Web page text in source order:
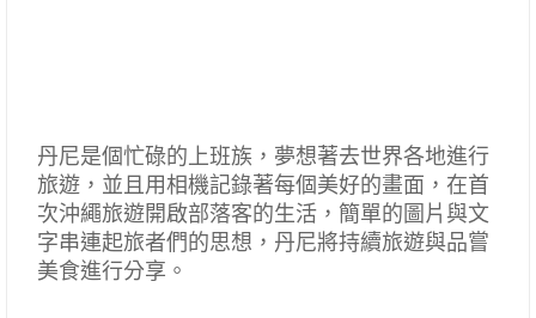
丹尼是個忙碌的上班族，夢想著去世界各地進行
旅遊，並且用相機記錄著每個美好的畫面，在首
次沖繩旅遊開啟部落客的生活，簡單的圖片與文
字串連起旅者們的思想，丹尼將持續旅遊與品嘗
美食進行分享。